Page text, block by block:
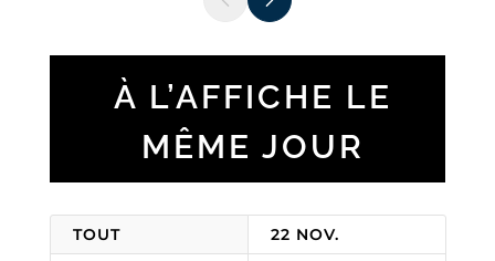
À L’AFFICHE LE
MÊME JOUR
TOUT
22 NOV.